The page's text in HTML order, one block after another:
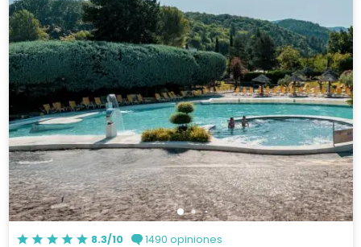
8.3/10 1490 opiniones